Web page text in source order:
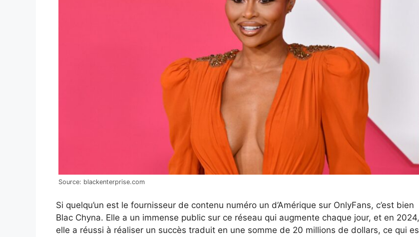
Source: blackenterprise.com
Si quelqu’un est le fournisseur de contenu numéro un d’Amérique sur OnlyFans, c’est bien
Blac Chyna. Elle a un immense public sur ce réseau qui augmente chaque jour, et en 2024,
elle a réussi à réaliser un succès traduit en une somme de 20 millions de dollars, ce qui